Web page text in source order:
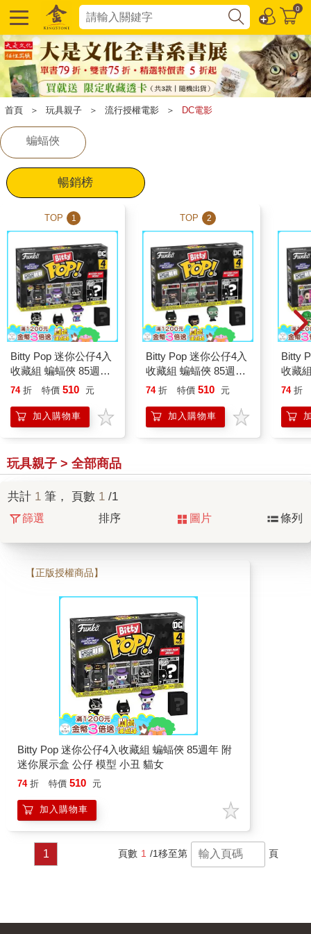
0
首頁 ＞ 玩具親子 ＞ 流行授權電影 ＞ DC電影
蝙蝠俠
暢銷榜
TOP 1
Bitty Pop 迷你公仔4入
收藏組 蝙蝠俠 85週年
附迷你展示盒 公仔 模
74 折 特價 510 元
加入購物車
TOP 2
Bitty Pop 迷你公仔4入
收藏組 蝙蝠俠 85週年
附迷你展示盒 公仔 模
74 折 特價 510 元
加入購物車
Bitty
收藏
附迷
74 折
玩具親子 > 全部商品
共計 1 筆， 頁數 1 /1
篩選 排序 圖片 條列
【正版授權商品】
Bitty Pop 迷你公仔4入收藏組 蝙蝠俠 85週年 附
迷你展示盒 公仔 模型 小丑 貓女
74 折 特價 510 元
加入購物車
1 頁數 1 /1移至第 頁